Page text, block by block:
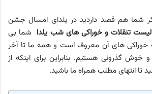
شما هم قصد داردید در یلدای امسال جشن
لیست تنقلات و خوراکی‌ های شب یلدا شما بی
خوراکی های آن معروف است و همه ما تا آخر
گذرونی هستیم. بنابراین برای اینکه از
انتهای مطلب همراه ما باشید.